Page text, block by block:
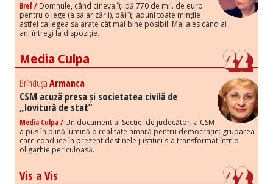
Bref / Domnule, când cineva îți dă 770 de mil. de euro
pentru o lege (a salarizării), păi îți aduni toate mințile
astfel ca legea să arate cât mai bine posibil. Mai ales când ai
ani întregi la dispoziție.
Media Culpa
BrîndușaArmanca
CSM acuză presa și societatea civilă de
„lovitură de stat”
Media Culpa / Un document al Secției de judecători a CSM
a pus în plină lumină o realitate amară pentru democrație: gruparea
care conduce în prezent destinele justiției s-a transformat într-o
oligarhie periculoasă.
Vis a Vis